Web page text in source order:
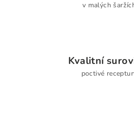
v malých
Kvalitní
poctivé